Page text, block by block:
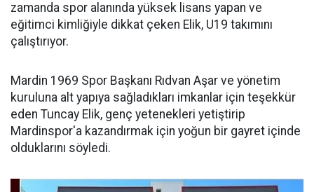
zamanda spor alanında yüksek lisans yapan ve
eğitimci kimliğiyle dikkat çeken Elik, U19 takımını
çalıştırıyor.
Mardin 1969 Spor Başkanı Rıdvan Aşar ve yönetim
kuruluna alt yapıya sağladıkları imkanlar için teşekkür
eden Tuncay Elik, genç yetenekleri yetiştirip
Mardinspor'a kazandırmak için yoğun bir gayret içinde
olduklarını söyledi.